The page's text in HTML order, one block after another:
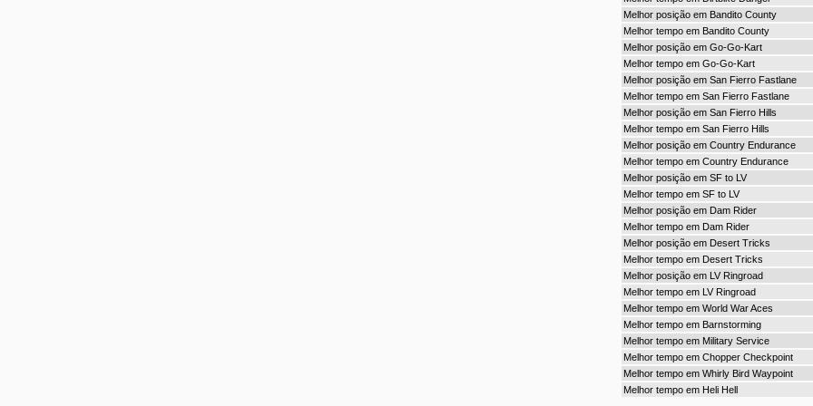
Melhor posição em Bandito County
Melhor tempo em Bandito County
Melhor posição em Go-Go-Kart
Melhor tempo em Go-Go-Kart
Melhor posição em San Fierro Fastlane
Melhor tempo em San Fierro Fastlane
Melhor posição em San Fierro Hills
Melhor tempo em San Fierro Hills
Melhor posição em Country Endurance
Melhor tempo em Country Endurance
Melhor posição em SF to LV
Melhor tempo em SF to LV
Melhor posição em Dam Rider
Melhor tempo em Dam Rider
Melhor posição em Desert Tricks
Melhor tempo em Desert Tricks
Melhor posição em LV Ringroad
Melhor tempo em LV Ringroad
Melhor tempo em World War Aces
Melhor tempo em Barnstorming
Melhor tempo em Military Service
Melhor tempo em Chopper Checkpoint
Melhor tempo em Whirly Bird Waypoint
Melhor tempo em Heli Hell